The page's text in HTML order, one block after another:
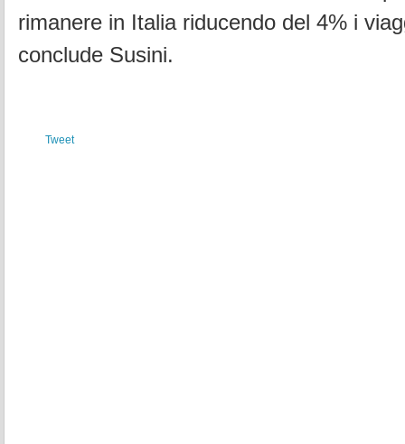
rimanere in Italia riducendo del 4% i
conclude Susini.
Tweet